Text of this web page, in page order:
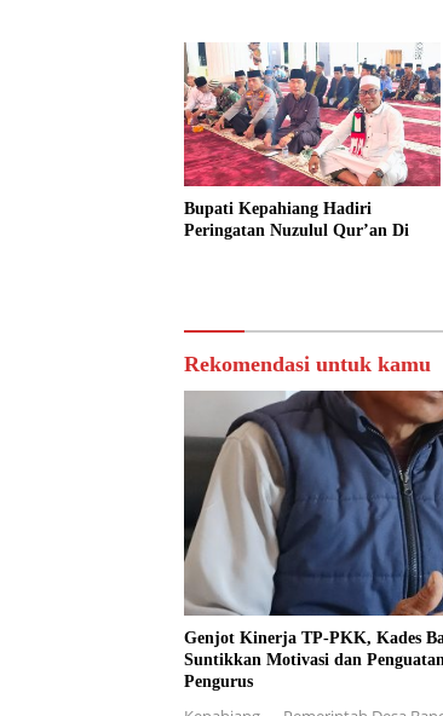
Bupati Kepahiang Hadiri
Peringatan Nuzulul Qur’an Di
Rekomendasi untuk kamu
Genjot Kinerja TP-PKK, Kades
Suntikkan Motivasi dan
Pengurus